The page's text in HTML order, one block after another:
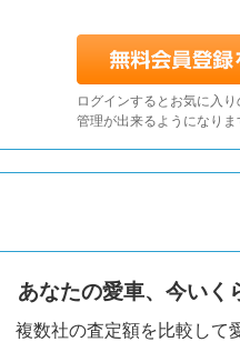
ログインするとお気に入
管理が出来るようになりま
あなたの愛車、今いく
複数社の査定額を比較して